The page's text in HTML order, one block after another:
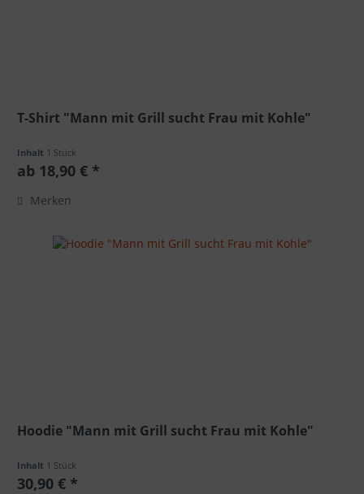
T-Shirt "Mann mit Grill sucht Frau mit Kohle"
Inhalt 1 Stück
ab 18,90 € *
Merken
Hoodie "Mann mit Grill sucht Frau mit Kohle"
Inhalt 1 Stück
30,90 € *